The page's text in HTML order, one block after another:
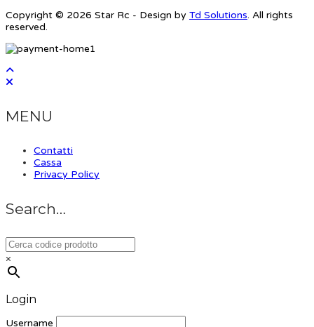
Copyright © 2026 Star Rc - Design by Td Solutions. All rights
reserved.
MENU
Contatti
Cassa
Privacy Policy
Search…
×
Login
Username